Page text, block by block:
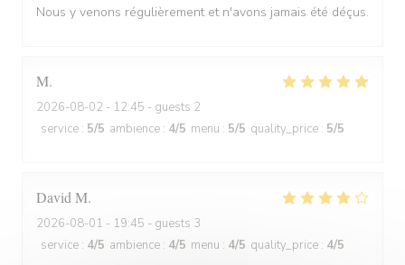
Nous y venons régulièrement et n'avons jamais été déçus.
M
2026-08-02 - 12:45 - guests 2
service : 5/5 ambience : 4/5 menu : 5/5 quality_price : 5/5
David M
2026-08-01 - 19:45 - guests 3
service : 4/5 ambience : 4/5 menu : 4/5 quality_price : 4/5